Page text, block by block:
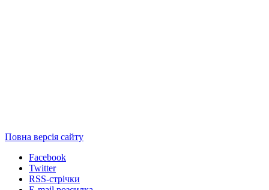
Повна версія сайту
Facebook
Twitter
RSS-стрічки